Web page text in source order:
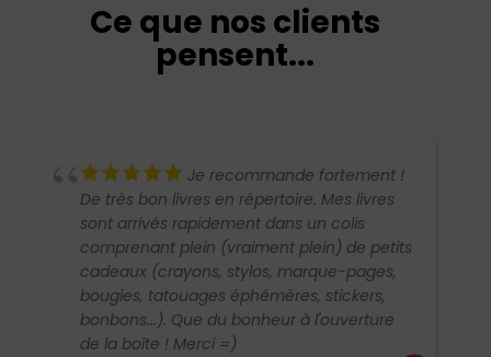
Ce que nos clients
pensent...
Je recommande fortement !
De très bon livres en répertoire. Mes livres
sont arrivés rapidement dans un colis
comprenant plein (vraiment plein) de petits
cadeaux (crayons, stylos, marque-pages,
bougies, tatouages éphémères, stickers,
bonbons...). Que du bonheur à l'ouverture
de la boîte ! Merci =)